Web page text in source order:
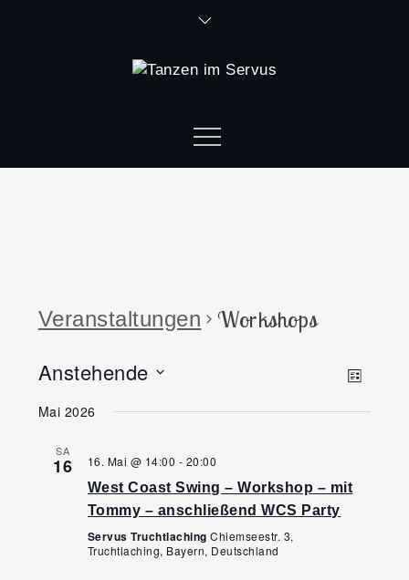
Veranstaltungen Workshops
Liste
Anstehende
Datum
Mai 2026
SA
16 16. Mai @ 14:00 - 20:00
West Coast Swing – Workshop – mit
Tommy – anschließend WCS Party
Servus TruchtlachingChiemseestr. 3,
Truchtlaching, Bayern, Deutschland